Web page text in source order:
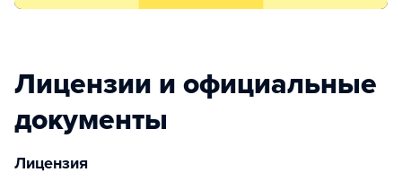
Лицензии и официальные
документы
Лицензия